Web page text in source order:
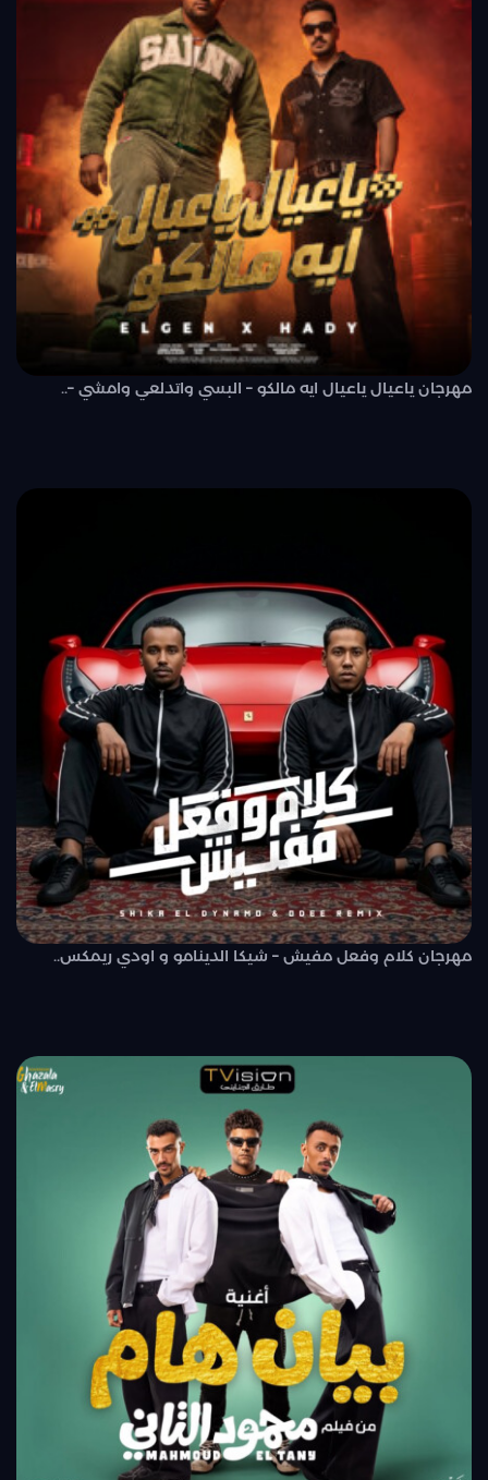
مهرجان ياعيال ياعيال ايه مالكو – البسي واتدلعي وامشي –..
مهرجان كلام وفعل مفيش – شيكا الدينامو و اودي ريمكس..